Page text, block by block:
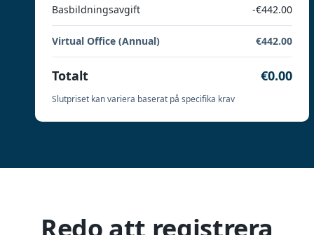
Basbildningsavgift -€442.00
Virtual Office (Annual) €442.00
Totalt €0.00
Slutpriset kan variera baserat på specifika krav